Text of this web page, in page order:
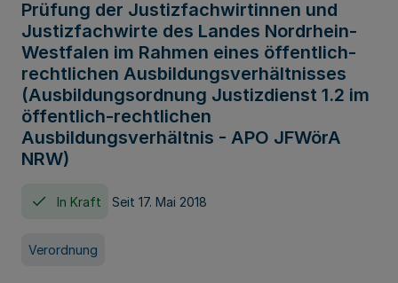
Prüfung der Justizfachwirtinnen und
Justizfachwirte des Landes Nordrhein-
Westfalen im Rahmen eines öffentlich-
rechtlichen Ausbildungsverhältnisses
(Ausbildungsordnung Justizdienst 1.2 im
öffentlich-rechtlichen
Ausbildungsverhältnis - APO JFWörA
NRW)
In Kraft Seit 17. Mai 2018
Verordnung